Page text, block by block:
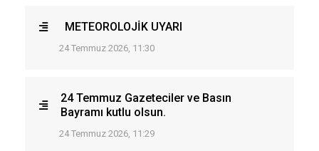
METEOROLOJİK UYARI
24 Temmuz 2026, 11:30
24 Temmuz Gazeteciler ve Basın
Bayramı kutlu olsun.
24 Temmuz 2026, 11:29